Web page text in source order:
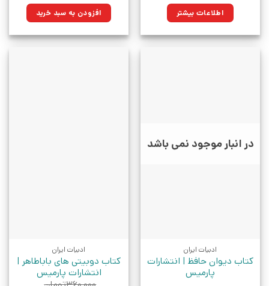
اطلاعات بیشتر ۳۰۰,۰۰۰تومان
بود.
۲۱۴,۵۰۰تومان.افزودن به سبد خرید
در انبار موجود نمی باشد
ادبیات ایران
کتاب دیوان حافظ | انتشارات
پارمیس
ادبیات ایران
کتاب دوبیتی های باباطاهر |
انتشارات پارمیس